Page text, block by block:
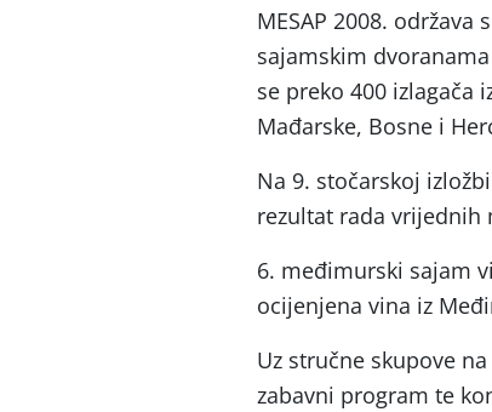
MESAP 2008.
sajamskim
se preko 400 izlagača
Mađarske, Bosne i
Na 9. stočarskoj
rezultat rada vrijednih
6. međimurski sajam
ocijenjena vina iz
Uz stručne skupove
zabavni program te